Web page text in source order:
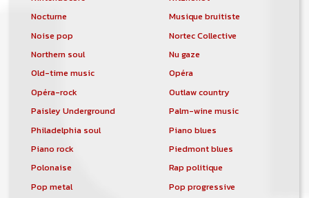
Nocturne
Musique bruitiste
Noise pop
Nortec Collective
Northern soul
Nu gaze
Old-time music
Opéra
Opéra-rock
Outlaw country
Paisley Underground
Palm-wine music
Philadelphia soul
Piano blues
Piano rock
Piedmont blues
Polonaise
Rap politique
Pop metal
Pop progressive